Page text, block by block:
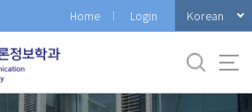
Home Login Korean